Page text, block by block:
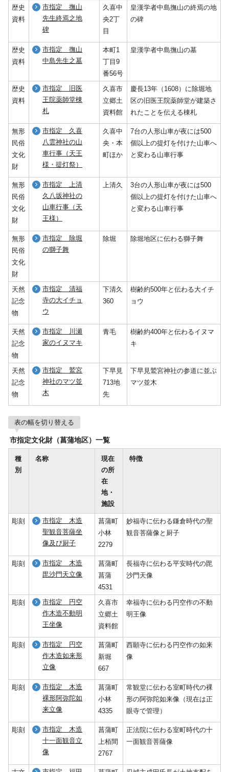
歴史
資料
市指定 撫山
先生終焉之地
碑
久喜中
央2丁
目
皇漢学者中島撫山の終焉の地
の碑
歴史
資料
市指定 撫山
中島先生之墓
本町1
丁目9
番56号
皇漢学者中島撫山の墓
歴史
資料
市指定 旧医
王院薬師堂棟
札
久喜市
立郷土
資料館
慶長13年（1608）に除堀地
区の旧医王院薬師堂が建築さ
れたことを伝える棟札
無形
民俗
文化
財
市指定 久喜
八雲神社の山
車行事（天王
様・提灯祭）
久喜中
央・本
町ほか
7台の人形山車が夜には500
個以上の提灯を付けた山車へ
と変わる山車行事
無形
民俗
文化
財
市指定 上清
久八坂神社の
山車行事（天
王様）
上清久
3台の人形山車が夜には500
個以上の提灯を付けた山車へ
と変わる山車行事
無形
民俗
文化
財
市指定 除堀
の獅子舞
除堀 除堀地区に伝わる獅子舞
天然
記念
物
市指定 清福
寺の大イチョ
ウ
下清久
360
樹齢約500年と伝わる大イチ
ョウ
天然
記念
物
市指定 川瀬
家のイヌマキ
青毛
樹齢約400年と伝わるイヌマ
キ
天然
記念
物
市指定 鷲宮
神社のマツ並
木
下早見
713地
先
下早見鷲宮神社の参道に並ぶ
マツ並木
表の幅を切り替える
市指定文化財（菖蒲地区）一覧
種
別
名称
現在
の所
在
地・
施設
特徴
彫刻
市指定 木造
聖観音菩薩坐
像及び厨子
菖蒲町
小林
2279
妙福寺に伝わる鎌倉時代の聖
観音菩薩像と厨子
彫刻
市指定 木造
毘沙門天立像
菖蒲町
菖蒲
4531
長福寺に伝わる平安時代の毘
沙門天像
彫刻
市指定 円空
作木造不動明
王坐像
久喜市
立郷土
資料館
幸福寺に伝わる円空作の不動
明王像
彫刻
市指定 円空
作木造如来形
立像
菖蒲町
新堀
667
西願寺に伝わる円空作の如来
像
彫刻
市指定 木造
裸形阿弥陀如
来立像
菖蒲町
小林
4335
常観堂に伝わる室町時代の裸
形の阿弥陀如来像（現在は正
眼寺で管理）
彫刻
市指定 木造
十一面観音立
像
菖蒲町
上栢間
2767
正法院に伝わる室町時代の十
一面観音菩薩像